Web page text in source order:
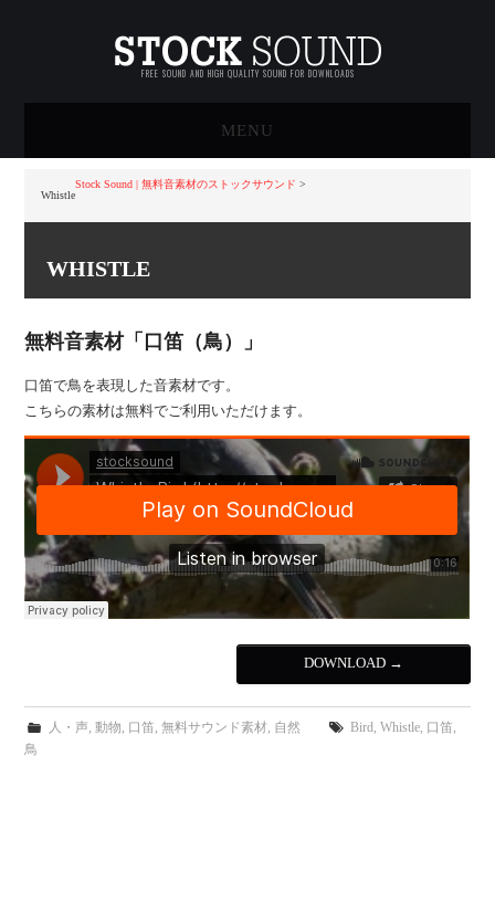
FREE SOUND AND HIGH QUALITY SOUND FOR DOWNLOADS
MENU
HOME
ハイクオリティサウンド素
材一覧
アーティスト音源
Stock Sound | 無料音素材のストックサウンド >
Whistle
WHISTLE
無料音素材「口笛（鳥）」
口笛で鳥を表現した音素材です。
こちらの素材は無料でご利用いただけます。
DOWNLOAD →
人・声 ,動物 口笛 ,無料サウンド素材 自然 Bird ,Whistle 口笛
鳥